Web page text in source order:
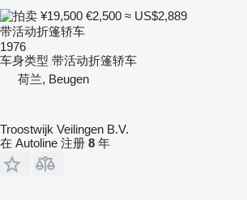
¥19,500 €2,500 ≈ US$2,889
带活动折篷轿车
1976
车身类型 带活动折篷轿车
荷兰, Beugen
Troostwijk Veilingen B.V.
在 Autoline 注册 8 年